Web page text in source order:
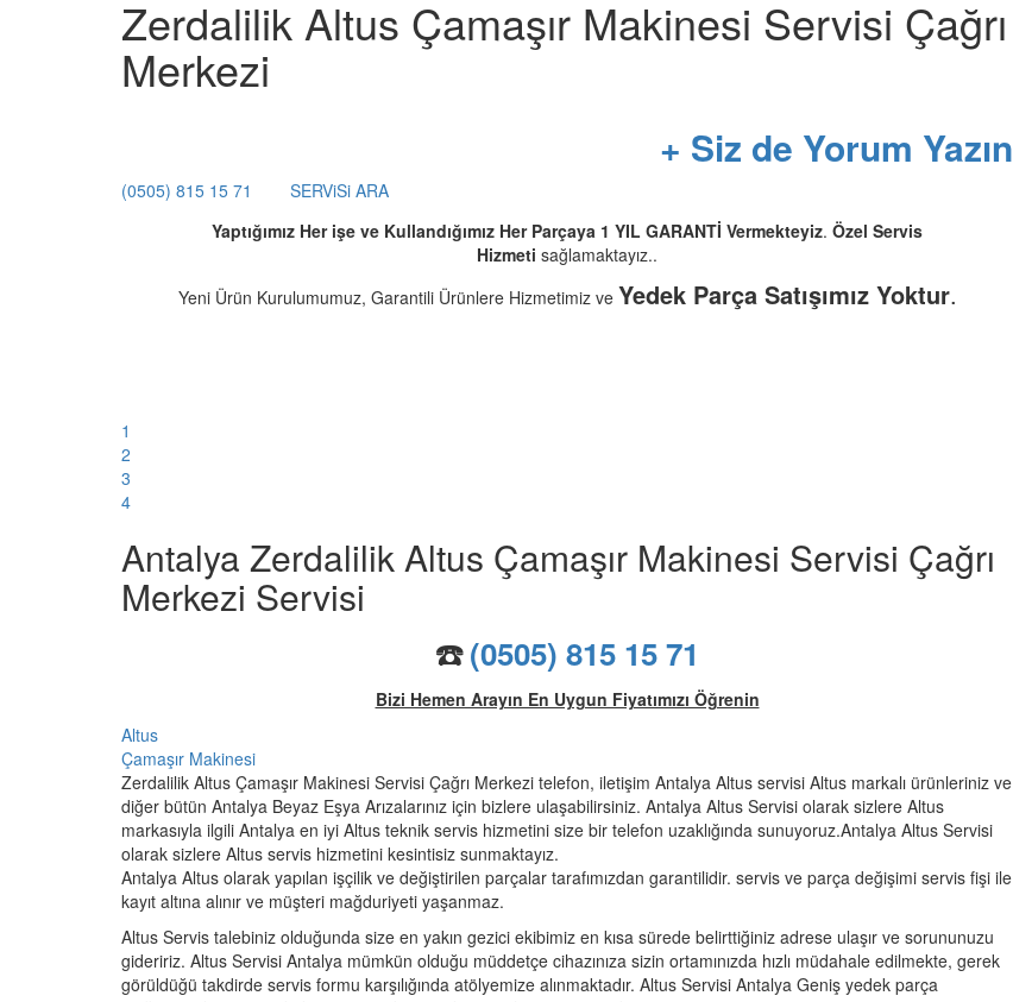
Zerdalilik Altus Çamaşır Makinesi Servisi Çağrı
Merkezi
+ Siz de Yorum Yazın
(0505) 815 15 71
SERViSi ARA
Yaptığımız Her işe ve Kullandığımız Her Parçaya 1 YIL GARANTİ Vermekteyiz. Özel Servis
Hizmeti sağlamaktayız..
Yeni Ürün Kurulumumuz, Garantili Ürünlere Hizmetimiz ve Yedek Parça Satışımız Yoktur.
1
2
3
4
Antalya Zerdalilik Altus Çamaşır Makinesi Servisi Çağrı
Merkezi Servisi
☎️(0505) 815 15 71
Bizi Hemen Arayın En Uygun Fiyatımızı Öğrenin
Altus
Çamaşır Makinesi
Zerdalilik Altus Çamaşır Makinesi Servisi Çağrı Merkezi telefon, iletişim Antalya Altus servisi Altus markalı ürünleriniz ve
diğer bütün Antalya Beyaz Eşya Arızalarınız için bizlere ulaşabilirsiniz. Antalya Altus Servisi olarak sizlere Altus
markasıyla ilgili Antalya en iyi Altus teknik servis hizmetini size bir telefon uzaklığında sunuyoruz.Antalya Altus Servisi
olarak sizlere Altus servis hizmetini kesintisiz sunmaktayız.
Antalya Altus olarak yapılan işçilik ve değiştirilen parçalar tarafımızdan garantilidir. servis ve parça değişimi servis fişi ile
kayıt altına alınır ve müşteri mağduriyeti yaşanmaz.
Altus Servis talebiniz olduğunda size en yakın gezici ekibimiz en kısa sürede belirttiğiniz adrese ulaşır ve sorununuzu
gideririz. Altus Servisi Antalya mümkün olduğu müddetçe cihazınıza sizin ortamınızda hızlı müdahale edilmekte, gerek
görüldüğü takdirde servis formu karşılığında atölyemize alınmaktadır. Altus Servisi Antalya Geniş yedek parça